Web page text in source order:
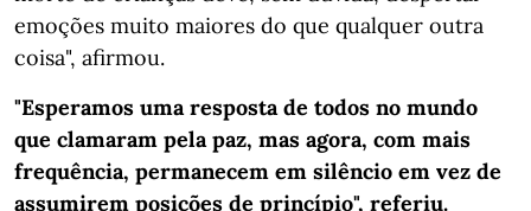
emoções muito maiores do que qualquer outra
coisa", afirmou.
"Esperamos uma resposta de todos no mundo
que clamaram pela paz, mas agora, com mais
frequência, permanecem em silêncio em vez de
assumirem posições de princípio", referiu.